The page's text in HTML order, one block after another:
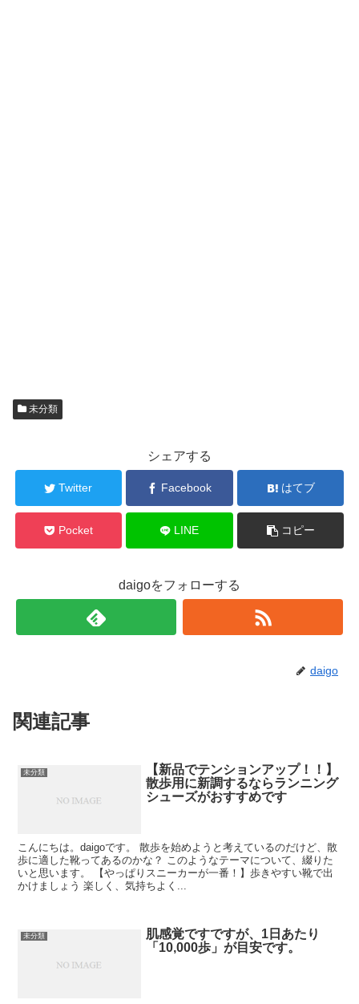
未分類
シェアする
Twitter Facebook はてブ
Pocket LINE コピー
daigoをフォローする
daigo
関連記事
未分類
【新品でテンションアップ！！】
散歩用に新調するならランニング
シューズがおすすめです
こんにちは。daigoです。 散歩を始めようと考えているのだけど、散
歩に適した靴ってあるのかな？ このようなテーマについて、綴りた
いと思います。 【やっぱりスニーカーが一番！】歩きやすい靴で出
かけましょう 楽しく、気持ちよく...
未分類
肌感覚ですですが、1日あたり
「10,000歩」が目安です。